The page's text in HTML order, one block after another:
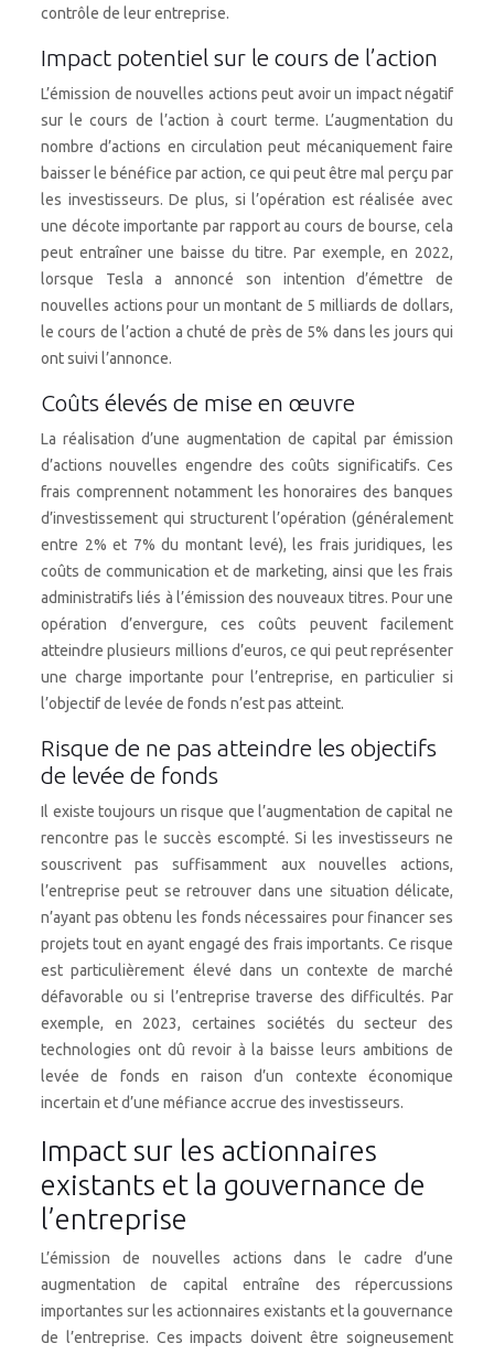
contrôle de leur entreprise.
Impact potentiel sur le cours de l’action
L’émission de nouvelles actions peut avoir un impact négatif
sur le cours de l’action à court terme. L’augmentation du
nombre d’actions en circulation peut mécaniquement faire
baisser le bénéfice par action, ce qui peut être mal perçu par
les investisseurs. De plus, si l’opération est réalisée avec
une décote importante par rapport au cours de bourse, cela
peut entraîner une baisse du titre. Par exemple, en 2022,
lorsque Tesla a annoncé son intention d’émettre de
nouvelles actions pour un montant de 5 milliards de dollars,
le cours de l’action a chuté de près de 5% dans les jours qui
ont suivi l’annonce.
Coûts élevés de mise en œuvre
La réalisation d’une augmentation de capital par émission
d’actions nouvelles engendre des coûts significatifs. Ces
frais comprennent notamment les honoraires des banques
d’investissement qui structurent l’opération (généralement
entre 2% et 7% du montant levé), les frais juridiques, les
coûts de communication et de marketing, ainsi que les frais
administratifs liés à l’émission des nouveaux titres. Pour une
opération d’envergure, ces coûts peuvent facilement
atteindre plusieurs millions d’euros, ce qui peut représenter
une charge importante pour l’entreprise, en particulier si
l’objectif de levée de fonds n’est pas atteint.
Risque de ne pas atteindre les objectifs
de levée de fonds
Il existe toujours un risque que l’augmentation de capital ne
rencontre pas le succès escompté. Si les investisseurs ne
souscrivent pas suffisamment aux nouvelles actions,
l’entreprise peut se retrouver dans une situation délicate,
n’ayant pas obtenu les fonds nécessaires pour financer ses
projets tout en ayant engagé des frais importants. Ce risque
est particulièrement élevé dans un contexte de marché
défavorable ou si l’entreprise traverse des difficultés. Par
exemple, en 2023, certaines sociétés du secteur des
technologies ont dû revoir à la baisse leurs ambitions de
levée de fonds en raison d’un contexte économique
incertain et d’une méfiance accrue des investisseurs.
Impact sur les actionnaires
existants et la gouvernance de
l’entreprise
L’émission de nouvelles actions dans le cadre d’une
augmentation de capital entraîne des répercussions
importantes sur les actionnaires existants et la gouvernance
de l’entreprise. Ces impacts doivent être soigneusement